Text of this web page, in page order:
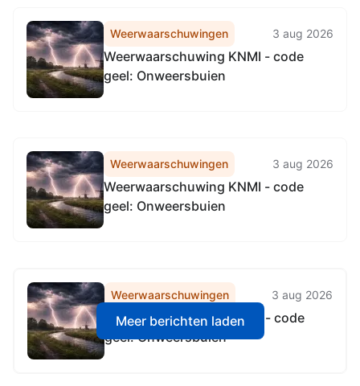
Weerwaarschuwingen 3 aug 2026
Weerwaarschuwing KNMI - code
geel: Onweersbuien
Weerwaarschuwingen 3 aug 2026
Weerwaarschuwing KNMI - code
geel: Onweersbuien
Weerwaarschuwingen 3 aug 2026
Weerwaarschuwing KNMI - code
geel: Onweersbuien
Meer berichten laden